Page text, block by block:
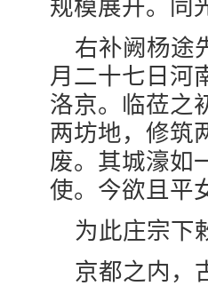
规模展开。同
右补阙杨途
月二十七日河
洛京。临莅之
两坊地，修筑
废。其城濠如
使。今欲且平
为此庄宗下
京都之内，